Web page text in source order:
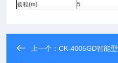
扬程(m) 5
上一个：CK-4005GD智能